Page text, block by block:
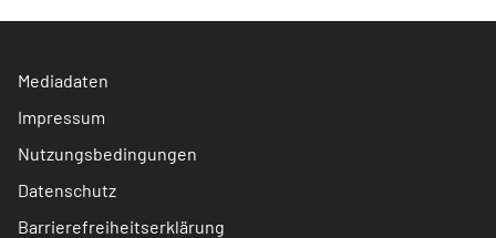
Mediadaten
Impressum
Nutzungsbedingungen
Datenschutz
Barrierefreiheitserklärung